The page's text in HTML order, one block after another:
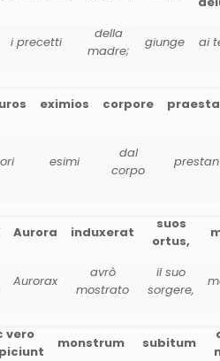
i precetti
della
madre;
giunge ai
eximios corpore
esimi
dal
corpo
Aurora induxerat
suos
ortus,
Aurorax
avrò
mostrato
il suo
sorgere,
vero
monstrum subitum